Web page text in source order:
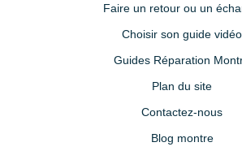
Faire un retour ou un
Choisir son guide vidéo
Guides Réparation
Plan du site
Contactez-nous
Blog montre